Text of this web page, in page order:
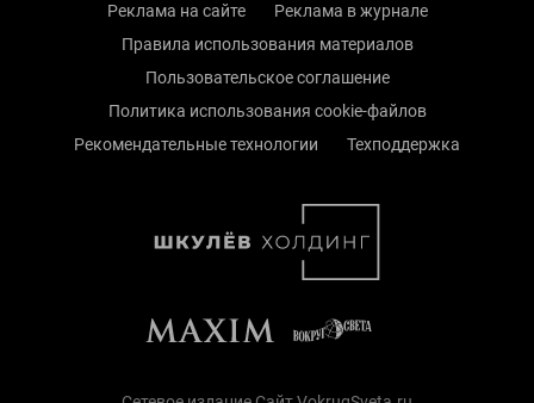
Реклама на сайте
Реклама в журнале
Правила использования материалов
Пользовательское соглашение
Политика использования cookie-файлов
Рекомендательные технологии
Техподдержка